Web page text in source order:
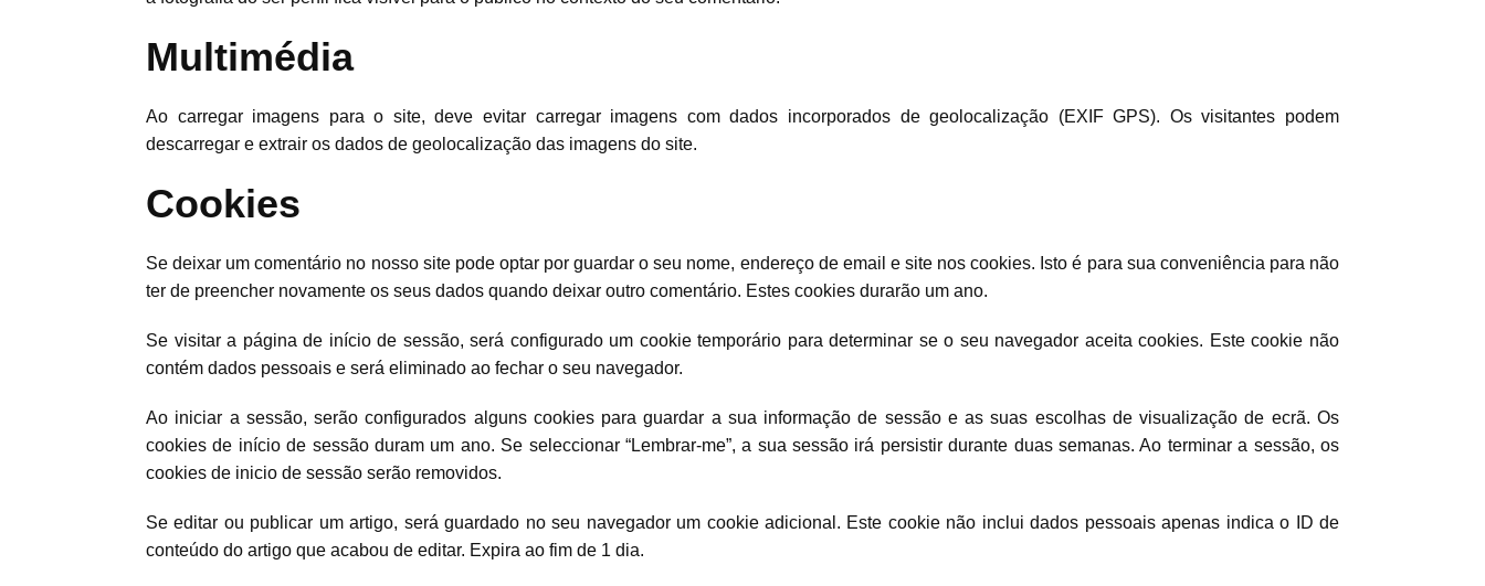
Multimédia
Ao carregar imagens para o site, deve evitar carregar imagens com dados incorporados de geolocalização (EXIF GPS). Os visitantes podem
descarregar e extrair os dados de geolocalização das imagens do site.
Cookies
Se deixar um comentário no nosso site pode optar por guardar o seu nome, endereço de email e site nos cookies. Isto é para sua conveniência para não
ter de preencher novamente os seus dados quando deixar outro comentário. Estes cookies durarão um ano.
Se visitar a página de início de sessão, será configurado um cookie temporário para determinar se o seu navegador aceita cookies. Este cookie não
contém dados pessoais e será eliminado ao fechar o seu navegador.
Ao iniciar a sessão, serão configurados alguns cookies para guardar a sua informação de sessão e as suas escolhas de visualização de ecrã. Os
cookies de início de sessão duram um ano. Se seleccionar “Lembrar-me”, a sua sessão irá persistir durante duas semanas. Ao terminar a sessão, os
cookies de inicio de sessão serão removidos.
Se editar ou publicar um artigo, será guardado no seu navegador um cookie adicional. Este cookie não inclui dados pessoais apenas indica o ID de
conteúdo do artigo que acabou de editar. Expira ao fim de 1 dia.